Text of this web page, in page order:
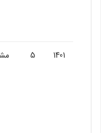
1401
5